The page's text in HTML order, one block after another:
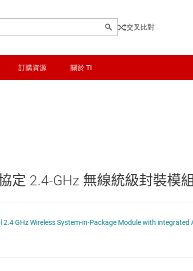
交叉比對
訂購資源 關於 TI
和電壓轉換
管理 IC
定 2.4-GHz 無線統級封裝模組